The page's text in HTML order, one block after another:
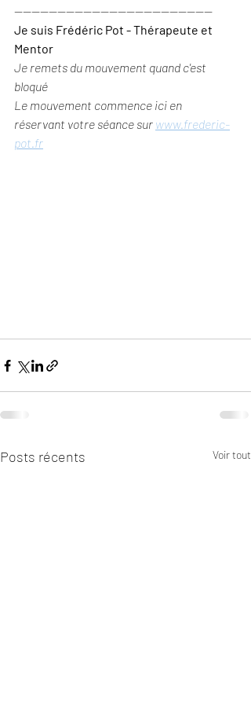
----------------------------------------------
Je suis Frédéric Pot - Thérapeute et
Mentor
Je remets du mouvement quand c'est
bloqué
Le mouvement commence ici en
réservant votre séance sur www.frederic-
pot.fr
Posts récents Voir tout